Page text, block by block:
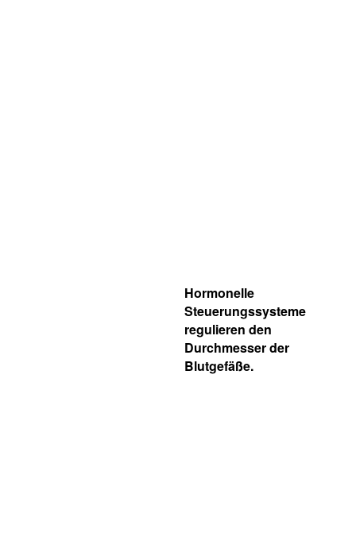
Hormonelle
Steuerungssysteme
regulieren den
Durchmesser der
Blutgefäße.